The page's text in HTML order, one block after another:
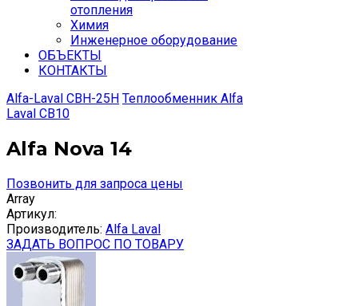
отопления
Химия
Инженерное оборудование
ОБЪЕКТЫ
КОНТАКТЫ
Alfa-Laval CBH-25H Теплообменник Alfa
Laval CB10
Alfa Nova 14
Позвонить для запроса цены
Array
Артикул:
Производитель: Alfa Laval
ЗАДАТЬ ВОПРОС ПО ТОВАРУ